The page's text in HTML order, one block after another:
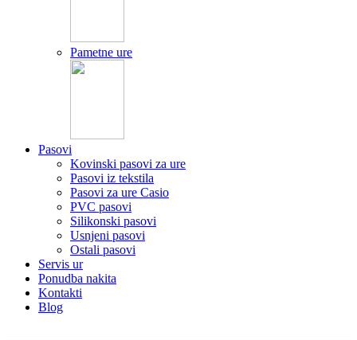
Pametne ure
Pasovi
Kovinski pasovi za ure
Pasovi iz tekstila
Pasovi za ure Casio
PVC pasovi
Silikonski pasovi
Usnjeni pasovi
Ostali pasovi
Servis ur
Ponudba nakita
Kontakti
Blog